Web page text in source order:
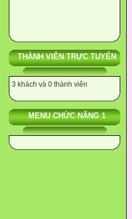
THÀNH VIÊN TRỰC TUYẾN
3 khách và 0 thành viên
MENU CHỨC NĂNG 1